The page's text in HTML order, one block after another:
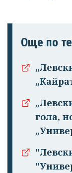
Още по
гола,